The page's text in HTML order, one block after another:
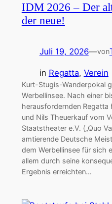
IDM 2026 – Der
der neue!
Juli 19, 2026—von
in Regatta, Verein
Kurt-Stugis-Wanderpokal
Werbellinsee. Nach einer
herausfordernden Regatta
und Nils Theuerkauf vom
Staatstheater e.V. („Quo
amtierende Deutsche
dem Werbellinsee für sich
allem durch seine
Ergebnis erreichten…